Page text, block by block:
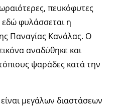
πευκόφυτες
εδώ φυλάσσεται η
Παναγίας Κανάλας. Ο
αναδύθηκε και
ψαράδες κατά την
μεγάλων διαστάσεων